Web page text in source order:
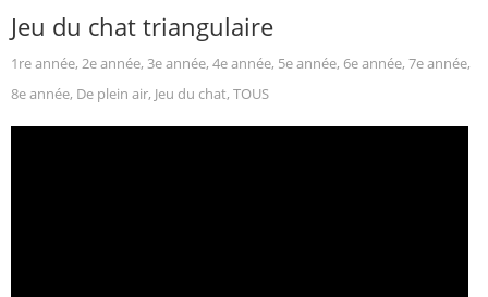
Jeu du chat triangulaire
1re année, 2e année, 3e année, 4e année, 5e année, 6e année, 7e année,
8e année, De plein air, Jeu du chat, TOUS